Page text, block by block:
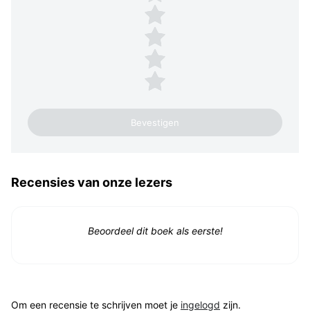
4 sterren
3 sterren
2 sterren
1 ster
Recensies van onze lezers
Beoordeel dit boek als eerste!
Om een recensie te schrijven moet je ingelogd zijn.